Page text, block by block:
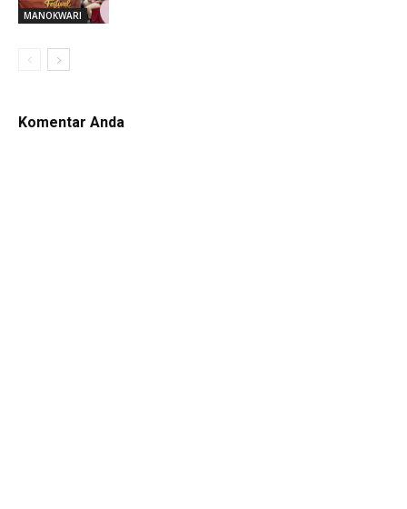
MANOKWARI
Komentar Anda